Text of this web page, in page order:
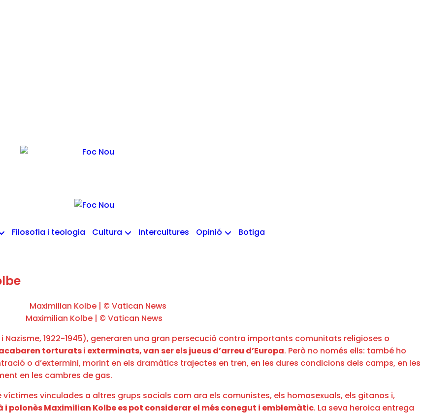
Filosofia i teologia Cultura Intercultures Opinió Botiga
Maximilian Kolbe | © Vatican News
Nazisme, 1922-1945), generaren una gran persecució contra importants comunitats religioses o
torturats i exterminats, van ser els jueus d’arreu d’Europa. Però no només ells: també ho
o d’extermini, morint en els dramàtics trajectes en tren, en les dures condicions dels camps, en les
en les cambres de gas.
vinculades a altres grups socials com ara els comunistes, els homosexuals, els gitanos i,
i polonès Maximilian Kolbe es pot considerar el més conegut i emblemàtic. La seva heroica entrega